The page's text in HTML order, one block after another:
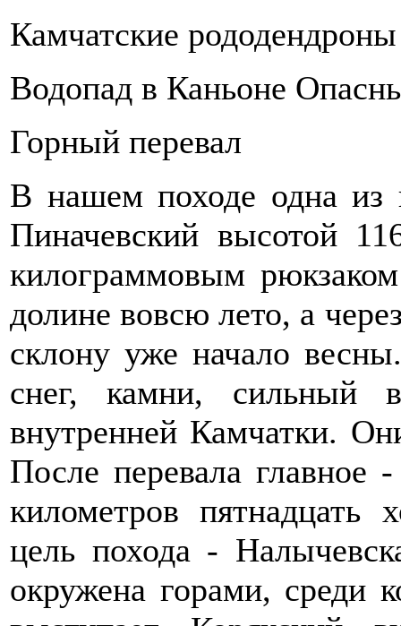
Камчатские рододендроны
Водопад в Каньоне
Горный перевал
В нашем походе одна из
Пиначевский высотой
килограммовым
долине вовсю лето, а
склону уже начало
снег, камни, сильный
внутренней Камчатки.
После перевала главное
километров пятнадцать
цель похода -
окружена горами, среди